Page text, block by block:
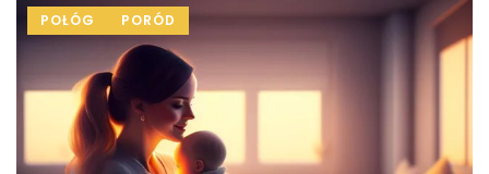
POŁÓG PORÓD